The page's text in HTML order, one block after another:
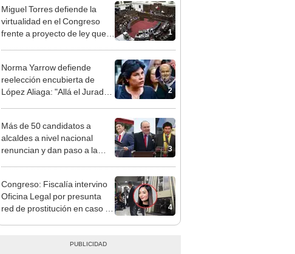
1
Miguel Torres defiende la
virtualidad en el Congreso
frente a proyecto de ley que
2
Norma Yarrow defiende
reelección encubierta de
López Aliaga: "Allá el Jurado
3
Más de 50 candidatos a
alcaldes a nivel nacional
renuncian y dan paso a la
4
Congreso: Fiscalía intervino
Oficina Legal por presunta
red de prostitución en caso de